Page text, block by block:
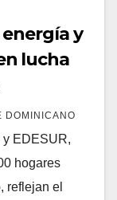
y
lucha
DOMINICANO
y EDESUR,
hogares
reflejan el